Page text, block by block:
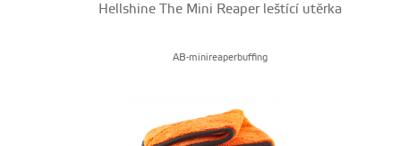
Hellshine The Mini Reaper leštící utěrka
AB-minireaperbuffing